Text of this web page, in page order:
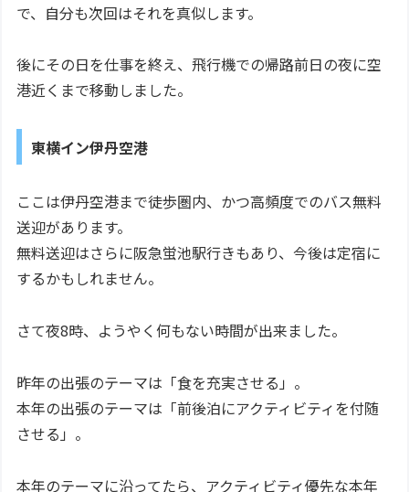
で、自分も次回はそれを真似します。
後にその日を仕事を終え、飛行機での帰路前日の夜に空
港近くまで移動しました。
東横イン伊丹空港
ここは伊丹空港まで徒歩圏内、かつ高頻度でのバス無料
送迎があります。
無料送迎はさらに阪急蛍池駅行きもあり、今後は定宿に
するかもしれません。
さて夜8時、ようやく何もない時間が出来ました。
昨年の出張のテーマは「食を充実させる」。
本年の出張のテーマは「前後泊にアクティビティを付随
させる」。
本年のテーマに沿ってたら、アクティビティ優先な本年